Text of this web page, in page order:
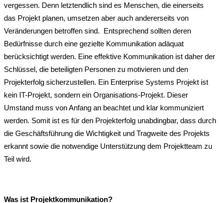
vergessen. Denn letztendlich sind es Menschen, die einerseits
das Projekt planen, umsetzen aber auch andererseits von
Veränderungen betroffen sind. Entsprechend sollten deren
Bedürfnisse durch eine gezielte Kommunikation adäquat
berücksichtigt werden. Eine effektive Kommunikation ist daher der
Schlüssel, die beteiligten Personen zu motivieren und den
Projekterfolg sicherzustellen. Ein Enterprise Systems Projekt ist
kein IT-Projekt, sondern ein Organisations-Projekt. Dieser
Umstand muss von Anfang an beachtet und klar kommuniziert
werden. Somit ist es für den Projekterfolg unabdingbar, dass durch
die Geschäftsführung die Wichtigkeit und Tragweite des Projekts
erkannt sowie die notwendige Unterstützung dem Projektteam zu
Teil wird.
Was ist Projektkommunikation?